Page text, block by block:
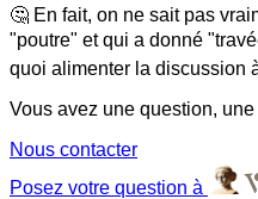
🤔 En fait, on ne sait pas
"poutre" et qui a donné
quoi alimenter la discussion
Vous avez une question,
Nous contacter
Posez votre question à